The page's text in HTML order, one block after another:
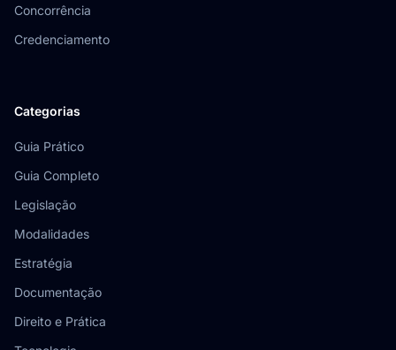
Concorrência
Credenciamento
Categorias
Guia Prático
Guia Completo
Legislação
Modalidades
Estratégia
Documentação
Direito e Prática